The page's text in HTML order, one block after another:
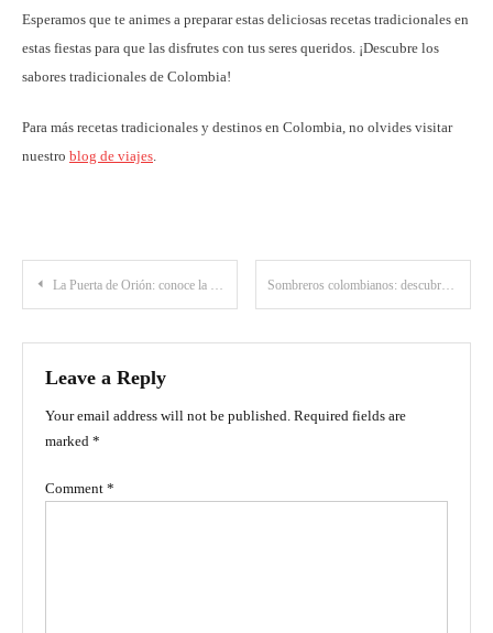
Esperamos que te animes a preparar estas deliciosas recetas tradicionales en
estas fiestas para que las disfrutes con tus seres queridos. ¡Descubre los
sabores tradicionales de Colombia!
Para más recetas tradicionales y destinos en Colombia, no olvides visitar
nuestro blog de viajes.
Post
navigation
La Puerta de Orión: conoce la piedra más alta de San José del Guaviare Sombreros colombianos: descubre el país a través de este típico adorno
Leave a Reply
Your email address will not be published. Required fields are
marked *
Comment *